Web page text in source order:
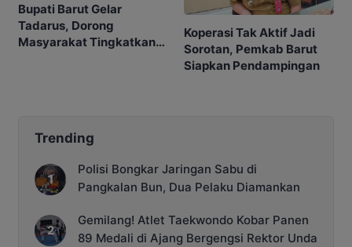
Bupati Barut Gelar
Tadarus, Dorong
Masyarakat Tingkatkan
Koperasi Tak Aktif Jadi
Sorotan, Pemkab Barut
Siapkan Pendampingan
Trending
Polisi Bongkar Jaringan Sabu di
Pangkalan Bun, Dua Pelaku Diamankan
Gemilang! Atlet Taekwondo Kobar Panen
89 Medali di Ajang Bergengsi Rektor Unda